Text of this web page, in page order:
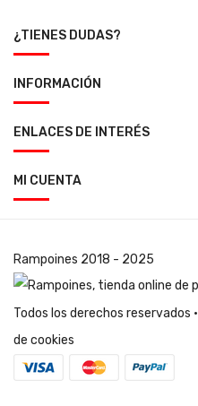
¿TIENES DUDAS?
INFORMACIÓN
ENLACES DE INTERÉS
MI CUENTA
Rampoines 2018 - 2025
Todos los derechos reservados ·
de cookies